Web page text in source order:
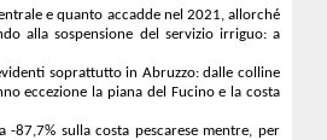
e quanto accadde nel 2021, allorché
alla sospensione del servizio irriguo: a
soprattutto in Abruzzo: dalle colline
eccezione la piana del Fucino e la costa
87,7% sulla costa pescarese mentre, per